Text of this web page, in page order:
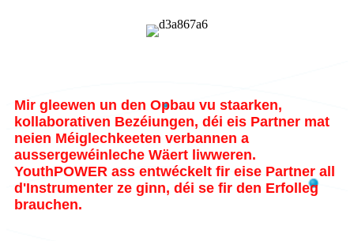
Mir gleewen un den Opbau vu staarken,
kollaborativen Bezéiungen, déi eis Partner mat
neien Méiglechkeeten verbannen a
aussergewéinleche Wäert liwweren.
YouthPOWER ass entwéckelt fir eise Partner all
d'Instrumenter ze ginn, déi se fir den Erfolleg
brauchen.